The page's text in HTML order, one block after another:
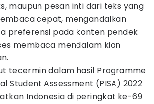
maupun pesan inti dari teks yang
cepat, mengandalkan
preferensi pada konten pendek
membaca mendalam kian
tecermin dalam hasil Programme
Student Assessment (PISA) 2022
Indonesia di peringkat ke-69